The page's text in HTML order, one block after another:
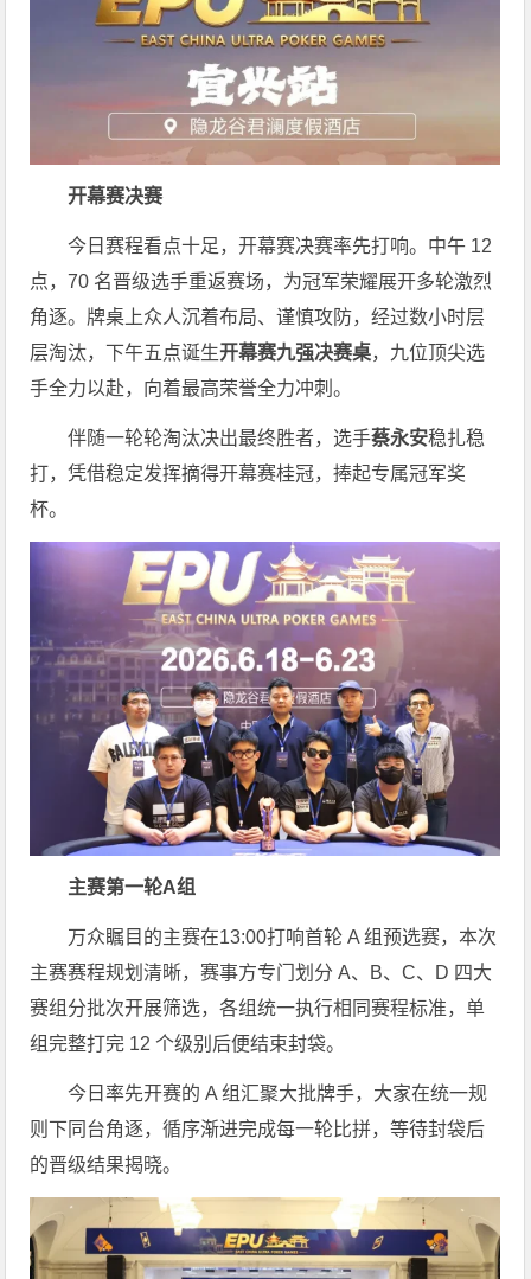
开幕赛决赛
今日赛程看点十足，开幕赛决赛率先打响。中午 12
点，70 名晋级选手重返赛场，为冠军荣耀展开多轮激烈
角逐。牌桌上众人沉着布局、谨慎攻防，经过数小时层
层淘汰，下午五点诞生开幕赛九强决赛桌，九位顶尖选
手全力以赴，向着最高荣誉全力冲刺。
伴随一轮轮淘汰决出最终胜者，选手蔡永安稳扎稳
打，凭借稳定发挥摘得开幕赛桂冠，捧起专属冠军奖
杯。
主赛第一轮A组
万众瞩目的主赛在13:00打响首轮 A 组预选赛，本次
主赛赛程规划清晰，赛事方专门划分 A、B、C、D 四大
赛组分批次开展筛选，各组统一执行相同赛程标准，单
组完整打完 12 个级别后便结束封袋。
今日率先开赛的 A 组汇聚大批牌手，大家在统一规
则下同台角逐，循序渐进完成每一轮比拼，等待封袋后
的晋级结果揭晓。